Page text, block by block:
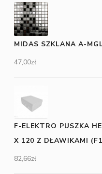
MIDAS SZKLANA A-
47,00zł
F-ELEKTRO PUSZKA
X 120 Z DŁAWIKAMI
82,66zł